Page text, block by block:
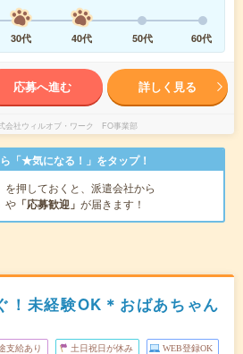
30代 40代 50代 60代
応募へ進む 詳しく見る
会社ウィルオブ・ワーク FO事業部
「★気になる！」をタップ！
を押しておくと、派遣会社から
や 「応募歓迎」 が届きます！
！未経験OK＊おばあちゃん
支給あり 土日祝日が休み WEB登録OK